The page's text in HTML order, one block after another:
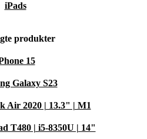
iPads
produkter
15
Galaxy S23
Air 2020 | 13.3" | M1
T480 | i5-8350U | 14"